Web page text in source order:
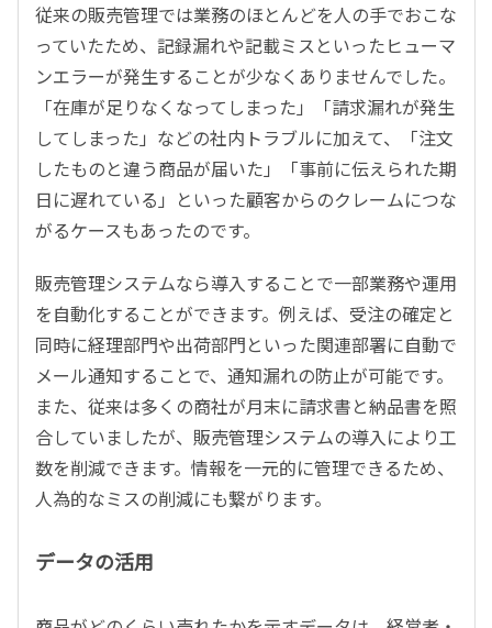
従来の販売管理では業務のほとんどを人の手でおこな
っていたため、記録漏れや記載ミスといったヒューマ
ンエラーが発生することが少なくありませんでした。
「在庫が足りなくなってしまった」「請求漏れが発生
してしまった」などの社内トラブルに加えて、「注文
したものと違う商品が届いた」「事前に伝えられた期
日に遅れている」といった顧客からのクレームにつな
がるケースもあったのです。
販売管理システムなら導入することで一部業務や運用
を自動化することができます。例えば、受注の確定と
同時に経理部門や出荷部門といった関連部署に自動で
メール通知することで、通知漏れの防止が可能です。
また、従来は多くの商社が月末に請求書と納品書を照
合していましたが、販売管理システムの導入により工
数を削減できます。情報を一元的に管理できるため、
人為的なミスの削減にも繋がります。
データの活用